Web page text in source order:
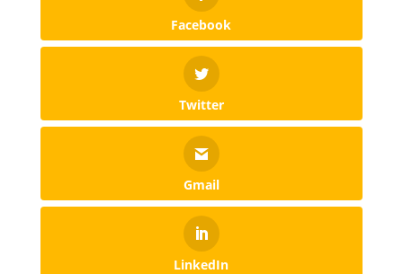
Facebook
Twitter
Gmail
LinkedIn